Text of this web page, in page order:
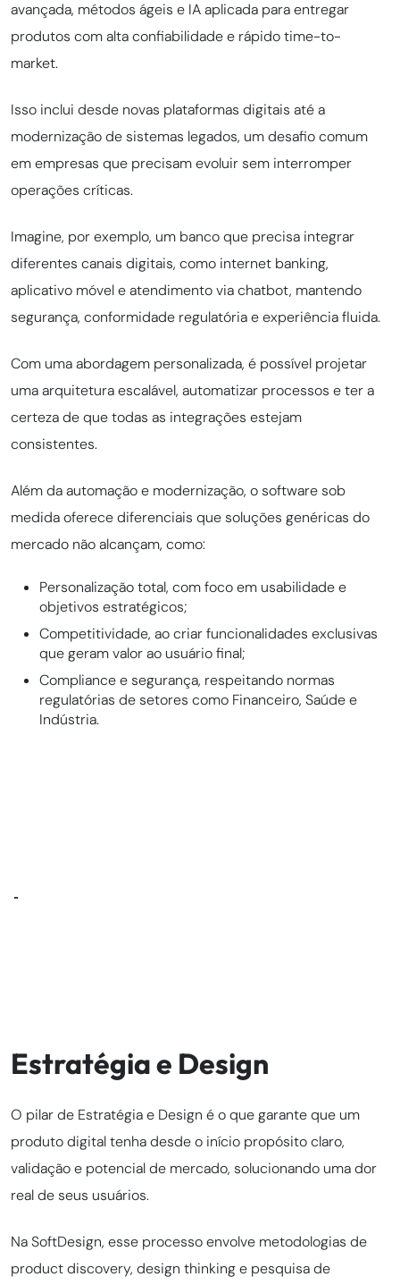
avançada, métodos ágeis e IA aplicada para entregar
produtos com alta confiabilidade e rápido time-to-
market.
Isso inclui desde novas plataformas digitais até a
modernização de sistemas legados, um desafio comum
em empresas que precisam evoluir sem interromper
operações críticas.
Imagine, por exemplo, um banco que precisa integrar
diferentes canais digitais, como internet banking,
aplicativo móvel e atendimento via chatbot, mantendo
segurança, conformidade regulatória e experiência fluida.
Com uma abordagem personalizada, é possível projetar
uma arquitetura escalável, automatizar processos e ter a
certeza de que todas as integrações estejam
consistentes.
Além da automação e modernização, o software sob
medida oferece diferenciais que soluções genéricas do
mercado não alcançam, como:
Personalização total, com foco em usabilidade e
objetivos estratégicos;
Competitividade, ao criar funcionalidades exclusivas
que geram valor ao usuário final;
Compliance e segurança, respeitando normas
regulatórias de setores como Financeiro, Saúde e
Indústria.
Estratégia e Design
O pilar de Estratégia e Design é o que garante que um
produto digital tenha desde o início propósito claro,
validação e potencial de mercado, solucionando uma dor
real de seus usuários.
Na SoftDesign, esse processo envolve metodologias de
product discovery, design thinking e pesquisa de